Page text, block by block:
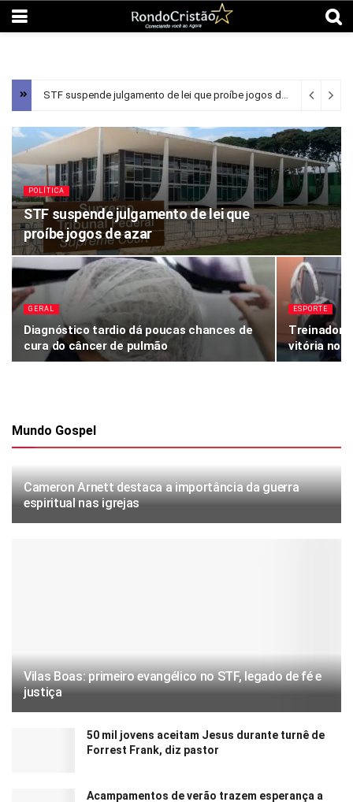
STF suspende julgamento de lei que proíbe jogos de azar 4
POLÍTICA
STF suspende julgamento de lei que
proíbe jogos de azar
GERAL
Diagnóstico tardio dá poucas chances de
cura do câncer de pulmão
ESPORTE
Treinador
vitória no
Mundo Gospel
Cameron Arnett destaca a importância da guerra
espiritual nas igrejas
Vilas Boas: primeiro evangélico no STF, legado de fé e
justiça
50 mil jovens aceitam Jesus durante turnê de
Forrest Frank, diz pastor
Acampamentos de verão trazem esperança a